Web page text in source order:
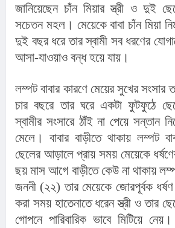
জানিয়েছেন চাঁন মিয়ার স্ত্রী ও দুই
সচেতন মহল। মেয়েকে বাবা চাঁন মিয়া
দুই বছর ধরে তার স্বামী সব ধরণের
আসা-যাওয়াও বন্ধ হয়ে যায়।
লম্পট বাবার কারণে মেয়ের সুখের
চার বছরে তার ঘরে একটা ফুটফুঠে
স্বামীর সংসারে ঠাঁই না পেয়ে সন্তান
মেলে। বাবার বাড়ীতে থাকায় লম্পট
ছেলের আড়ালে প্রায় সময় মেয়েকে
ছয় মাস আগে বাড়ীতে কেউ না থাকায়
জননী (২২) তার মেয়েকে জোরপূর্বক
করা সময় হাতেনাতে ধরেন স্ত্রী ও তার
গোপনে পারিবারিক ভাবে মিটিয়ে